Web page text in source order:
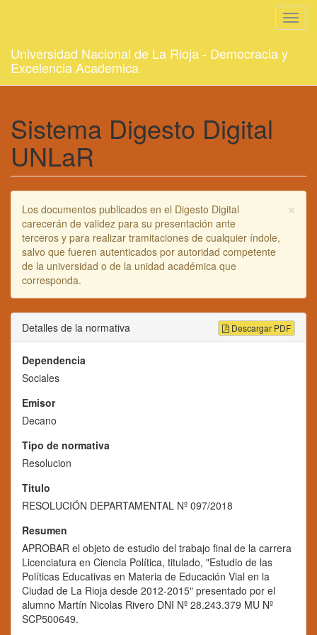
Universidad Nacional de La Rioja - Democracia y
Excelencia Academica
Sistema Digesto Digital
UNLaR
×
Los documentos publicados en el Digesto Digital
carecerán de validez para su presentación ante
terceros y para realizar tramitaciones de cualquier índole,
salvo que fueren autenticados por autoridad competente
de la universidad o de la unidad académica que
corresponda.
Detalles de la normativa Descargar PDF
Dependencia
Sociales
Emisor
Decano
Tipo de normativa
Resolucion
Titulo
RESOLUCIÓN DEPARTAMENTAL Nº 097/2018
Resumen
APROBAR el objeto de estudio del trabajo final de la carrera
Licenciatura en Ciencia Política, titulado, "Estudio de las
Políticas Educativas en Materia de Educación Vial en la
Ciudad de La Rioja desde 2012-2015" presentado por el
alumno Martín Nicolas Rivero DNI Nº 28.243.379 MU Nº
SCP500649.